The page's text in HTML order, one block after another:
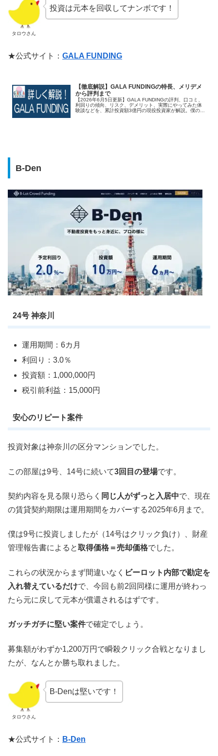
タロウさん
投資は元本を回収してナンボです！
★公式サイト： GALA FUNDING
【徹底解説】GALA FUNDINGの特長、メリデメ
から評判まで
【2026年6月5日更新】GALA FUNDINGの評判、口コミ、
利回りの傾向、リスク、デメリット、実際にやってみた体
験談などを、累計投資額3億円の現役投資家が解説。僕の投
B-Den
24号 神奈川
運用期間：6カ月
利回り：3.0％
投資額：1,000,000円
税引前利益：15,000円
安心のリピート案件
投資対象は神奈川の区分マンションでした。
この部屋は9号、14号に続いて3回目の登場です。
契約内容を見る限り恐らく 同じ人がずっと入居中で、現在
の賃貸契約期限は運用期間をカバーする2025年6月まで。
僕は9号に投資しましたが（14号はクリック負け）、財産
管理報告書によると取得価格＝売却価格でした。
これらの状況からまず間違いなく ビーロット内部で勘定を
入れ替えているだけで、今回も前2回同様に運用が終わっ
たら元に戻して元本が償還されるはずです。
ガッチガチに堅い案件で確定でしょう。
募集額がわずか1,200万円で瞬殺クリック合戦となりまし
たが、なんとか勝ち取れました。
タロウさん
B-Denは堅いです！
★公式サイト： B-Den